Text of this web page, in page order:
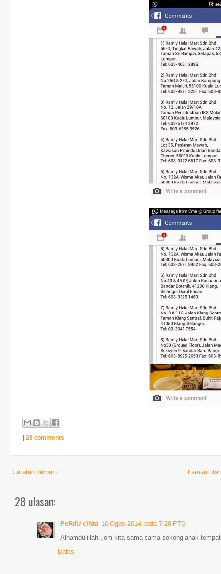
| 28 comments
Catatan Terbaru Laman
28 ulasan:
PeRdU cINta 10 Ogos 2014 pada 7:20 PTG
Alhamdulillah..jom kita sama sama sokong anak
Balas